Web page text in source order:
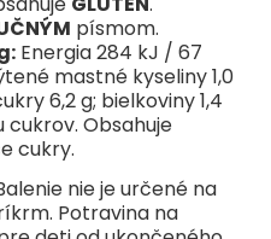
písmom.
Energia 284 kJ / 67
mastné kyseliny 1,0
6,2 g; bielkoviny 1,4
cukrov. Obsahuje
cukry.
nie je určené na
Potravina na